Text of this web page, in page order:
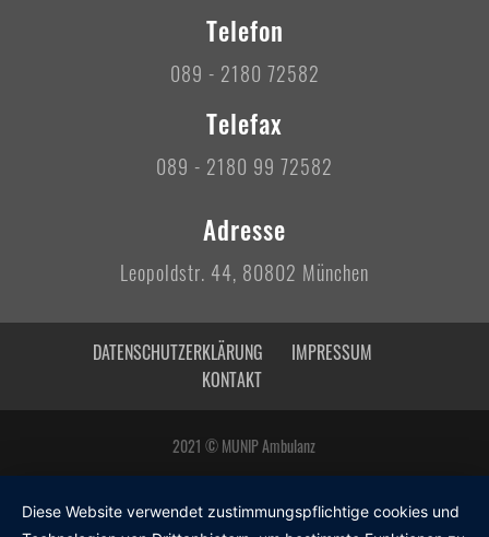
Telefon
089 - 2180 72582
Telefax
089 - 2180 99 72582
Adresse
Leopoldstr. 44, 80802 München
DATENSCHUTZERKLÄRUNG
IMPRESSUM
KONTAKT
2021 © MUNIP Ambulanz
Diese Website verwendet zustimmungspflichtige cookies und